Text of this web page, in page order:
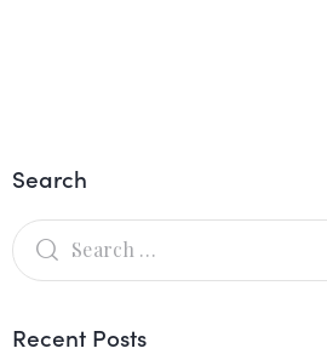
Search
Recent Posts